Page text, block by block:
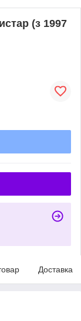
(з 1997
Доставка